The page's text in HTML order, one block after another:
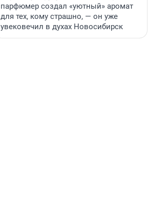
парфюмер создал «уютный» аромат
для тех, кому страшно, — он уже
увековечил в духах Новосибирск